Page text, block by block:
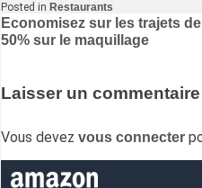
Posted in Restaurants
Navigation
de
Economisez sur les trajets
50% sur le maquillage
Laisser un commentaire
Vous devez vous connecter